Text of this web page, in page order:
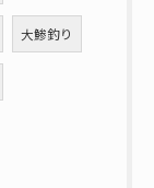
大鯵釣り